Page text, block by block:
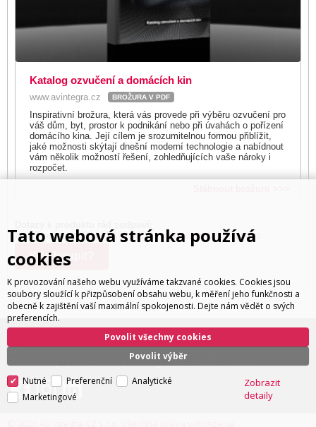
Katalog ozvučení a domácích kin
www.avintegra.cz BROŽURA V PDF
Inspirativní brožura, která vás provede při výběru ozvučení pro
váš dům, byt, prostor k podnikání nebo při úvahách o pořízení
domácího kina. Její cílem je srozumitelnou formou přiblížit,
jaké možnosti skýtají dnešní moderní technologie a nabídnout
vám několik možností řešení, zohledňujících vaše nároky i
rozpočet.
Ivan Trachta,+420 602 180 597, ivan.trachta@avintegra.cz
Kde koupit?
ivan.trachta@avintegra.cz
597
Servis: Alexej Rydzoň, servis@avintegra.sk,
Tato webová stránka používá
cookies
K provozování našeho webu využíváme takzvané cookies. Cookies jsou
soubory sloužící k přizpůsobení obsahu webu, k měření jeho funkčnosti a
obecně k zajištění vaší maximální spokojenosti. Dejte nám vědět o svých
preferencích.
Povolit výběr
Povolit všechny cookies
Nutné Preferenční
Analytické
Marketingové
Zobrazit
detaily